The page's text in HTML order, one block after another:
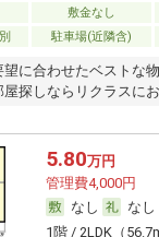
敷金なし
駐車場(近隣含)
望に合わせたベストな
屋探しならリクラスに
5.80万円
管理費4,000円
なし
なし
1階 / 2LDK（